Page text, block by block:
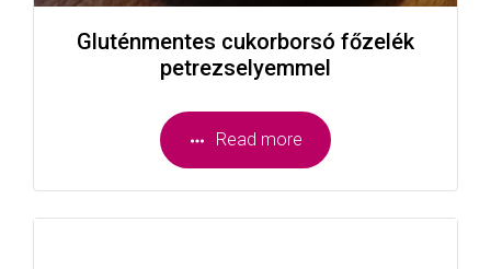
Gluténmentes cukorborsó főzelék
petrezselyemmel
Read more